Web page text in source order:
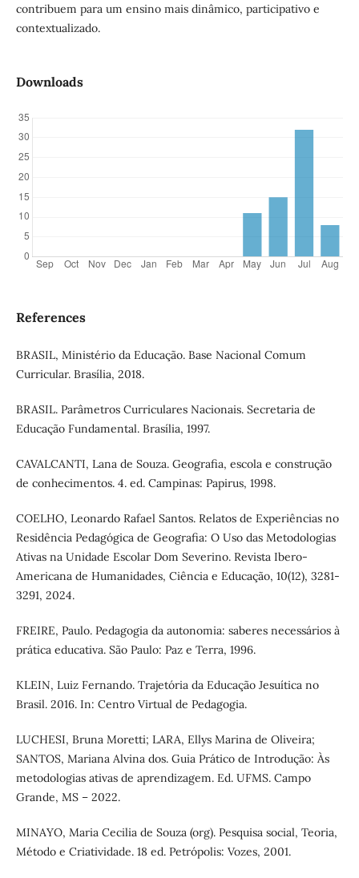
contribuem para um ensino mais dinâmico, participativo e
contextualizado.
Downloads
References
BRASIL, Ministério da Educação. Base Nacional Comum
Curricular. Brasília, 2018.
BRASIL. Parâmetros Curriculares Nacionais. Secretaria de
Educação Fundamental. Brasília, 1997.
CAVALCANTI, Lana de Souza. Geografia, escola e construção
de conhecimentos. 4. ed. Campinas: Papirus, 1998.
COELHO, Leonardo Rafael Santos. Relatos de Experiências no
Residência Pedagógica de Geografia: O Uso das Metodologias
Ativas na Unidade Escolar Dom Severino. Revista Ibero-
Americana de Humanidades, Ciência e Educação, 10(12), 3281-
3291, 2024.
FREIRE, Paulo. Pedagogia da autonomia: saberes necessários à
prática educativa. São Paulo: Paz e Terra, 1996.
KLEIN, Luiz Fernando. Trajetória da Educação Jesuítica no
Brasil. 2016. In: Centro Virtual de Pedagogia.
LUCHESI, Bruna Moretti; LARA, Ellys Marina de Oliveira;
SANTOS, Mariana Alvina dos. Guia Prático de Introdução: Às
metodologias ativas de aprendizagem. Ed. UFMS. Campo
Grande, MS – 2022.
MINAYO, Maria Cecilia de Souza (org). Pesquisa social, Teoria,
Método e Criatividade. 18 ed. Petrópolis: Vozes, 2001.